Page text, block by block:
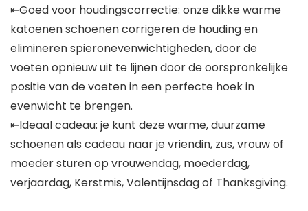
⇤Goed voor houdingscorrectie: onze dikke warme
katoenen schoenen corrigeren de houding en
elimineren spieronevenwichtigheden, door de
voeten opnieuw uit te lijnen door de oorspronkelijke
positie van de voeten in een perfecte hoek in
evenwicht te brengen.
⇤Ideaal cadeau: je kunt deze warme, duurzame
schoenen als cadeau naar je vriendin, zus, vrouw of
moeder sturen op vrouwendag, moederdag,
verjaardag, Kerstmis, Valentijnsdag of Thanksgiving.